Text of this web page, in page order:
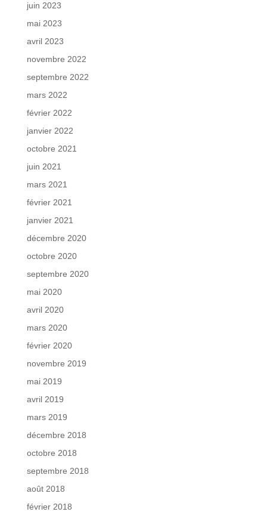
juin 2023
mai 2023
avril 2023
novembre 2022
septembre 2022
mars 2022
février 2022
janvier 2022
octobre 2021
juin 2021
mars 2021
février 2021
janvier 2021
décembre 2020
octobre 2020
septembre 2020
mai 2020
avril 2020
mars 2020
février 2020
novembre 2019
mai 2019
avril 2019
mars 2019
décembre 2018
octobre 2018
septembre 2018
août 2018
février 2018